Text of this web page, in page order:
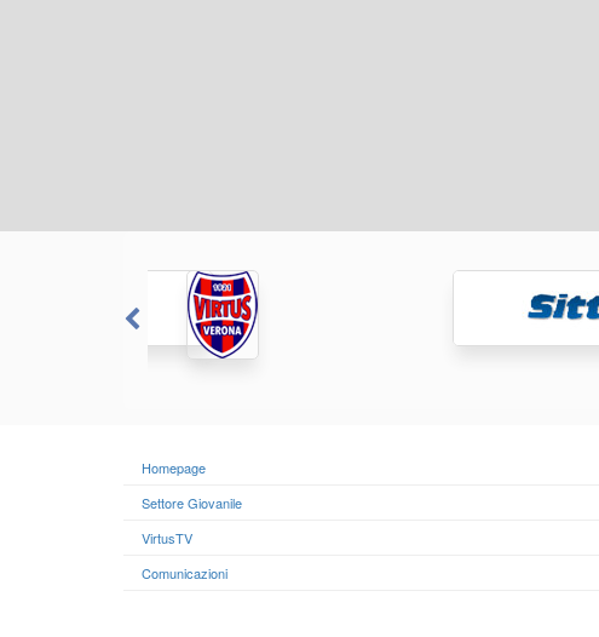
Homepage
Settore Giovanile
VirtusTV
Comunicazioni